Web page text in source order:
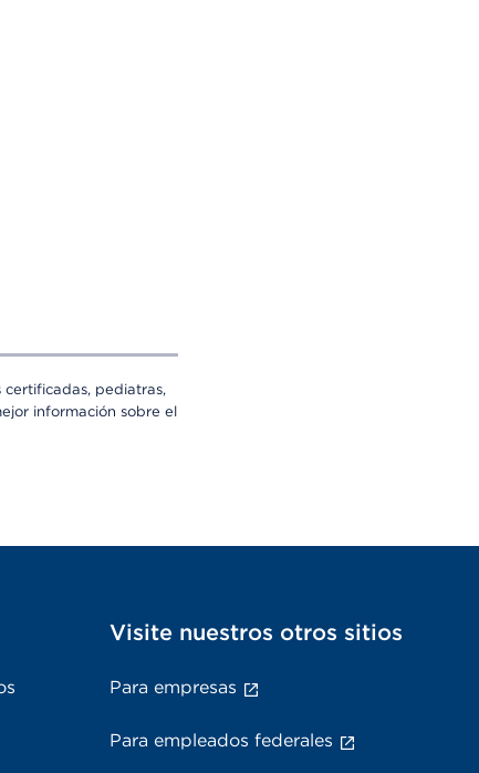
pediatras,
información sobre el
Visite nuestros otros sitios
Para empresas
Para empleados federales